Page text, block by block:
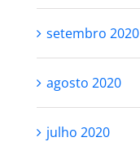
setembro 2020
agosto 2020
julho 2020